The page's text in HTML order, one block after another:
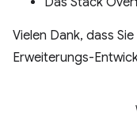
Vielen Dank, dass
Erweiterungs-